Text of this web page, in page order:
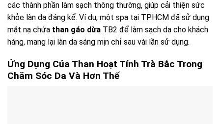
các thành phần làm sạch thông thường, giúp cải thiện sức
khỏe làn da đáng kể. Ví dụ, một spa tại TP.HCM đã sử dụng
mặt nạ chứa than gáo dừa TB2 để làm sạch da cho khách
hàng, mang lại làn da sáng mịn chỉ sau vài lần sử dụng.
Ứng Dụng Của Than Hoạt Tính Trà Bắc Trong
Chăm Sóc Da Và Hơn Thế